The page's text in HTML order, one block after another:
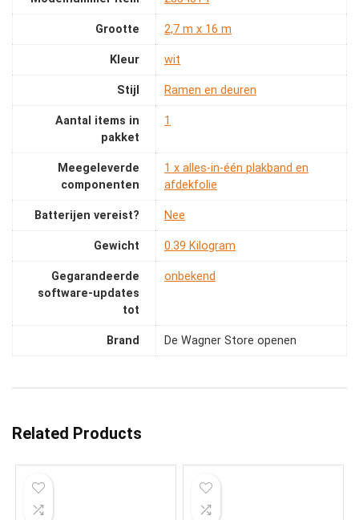
Grootte ‎2,7 m x 16 m
Kleur ‎wit
Stijl ‎Ramen en deuren
Aantal items in
pakket
‎1
Meegeleverde
componenten
‎1 x alles-in-één plakband en
afdekfolie
Batterijen vereist? ‎Nee
Gewicht ‎0.39 Kilogram
Gegarandeerde
software-updates
tot
‎onbekend
Brand De Wagner Store openen
Related Products